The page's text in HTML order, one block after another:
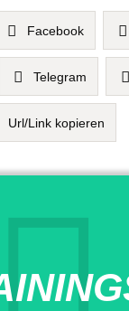
Facebook
Telegram
Url/Link kopieren